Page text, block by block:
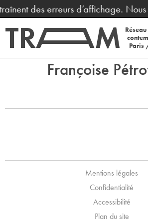
des erreurs d’affichage.
Paris
Françoise
Mentions légales
Confidentialité
Accessibilité
Plan du site